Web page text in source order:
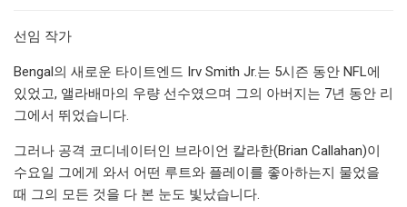
선임 작가
Bengal의 새로운 타이트엔드 Irv Smith Jr.는 5시즌 동안 NFL에
있었고, 앨라배마의 우량 선수였으며 그의 아버지는 7년 동안 리
그에서 뛰었습니다.
그러나 공격 코디네이터인 브라이언 칼라한(Brian Callahan)이
수요일 그에게 와서 어떤 루트와 플레이를 좋아하는지 물었을
때 그의 모든 것을 다 본 눈도 빛났습니다.